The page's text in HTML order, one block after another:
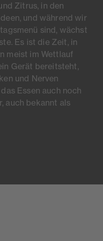
Zitrus, in den
und während wir
sind, wächst
Es ist die Zeit, in
meist im Wettlauf
Gerät bereitsteht,
und Nerven
Essen auch noch
auch bekannt als